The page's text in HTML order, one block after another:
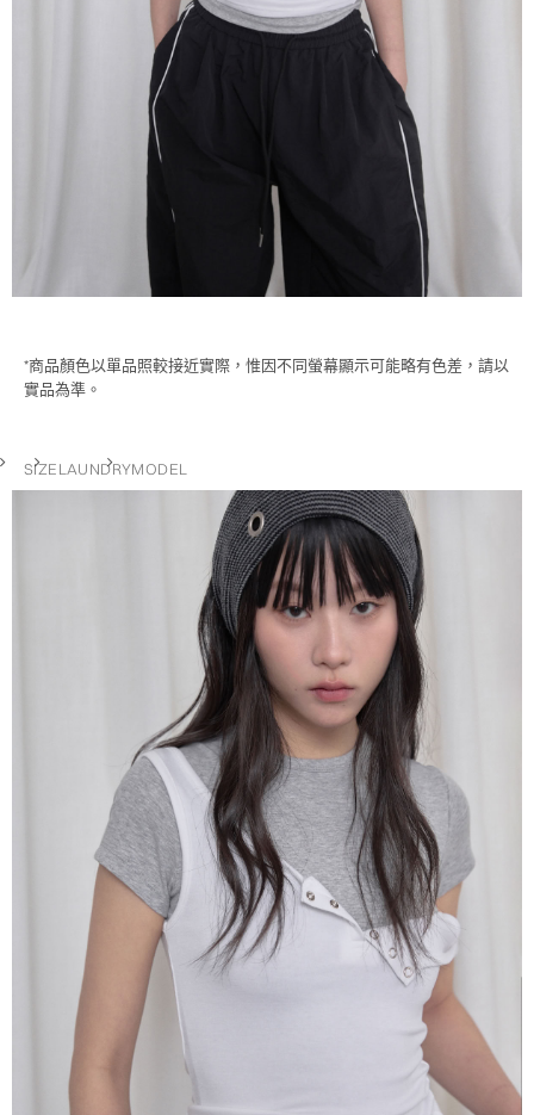
*商品顏色以單品照較接近實際，惟因不同螢幕顯示可能略有色差，請以
實品為準。
SIZELAUNDRYMODEL